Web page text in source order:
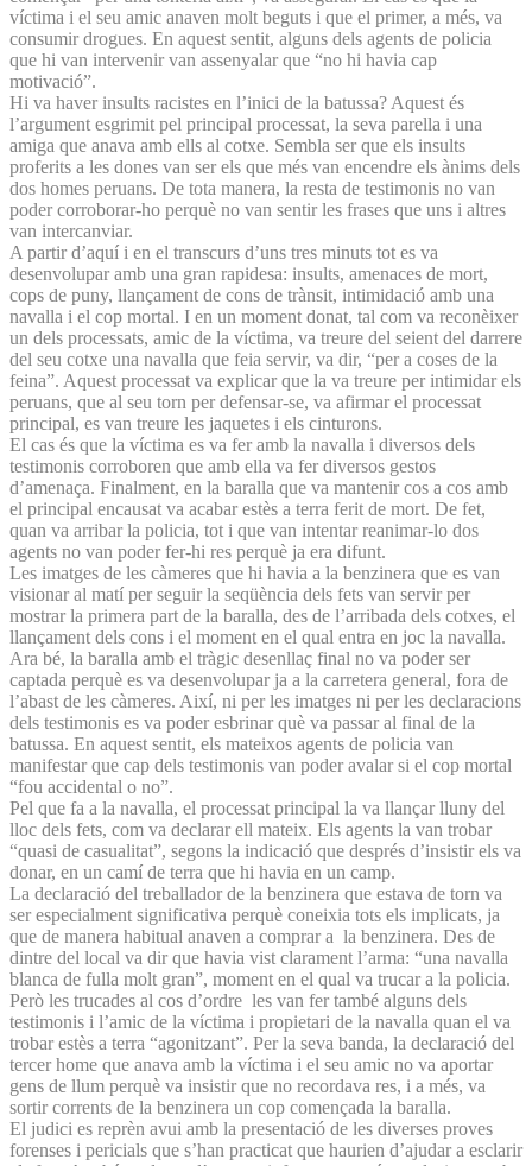
víctima i el seu amic anaven molt beguts i que el primer, a més, va
consumir drogues. En aquest sentit, alguns dels agents de policia
que hi van intervenir van assenyalar que “no hi havia cap
motivació”.
Hi va haver insults racistes en l’inici de la batussa? Aquest és
l’argument esgrimit pel principal processat, la seva parella i una
amiga que anava amb ells al cotxe. Sembla ser que els insults
proferits a les dones van ser els que més van encendre els ànims dels
dos homes peruans. De tota manera, la resta de testimonis no van
poder corroborar-ho perquè no van sentir les frases que uns i altres
van intercanviar.
A partir d’aquí i en el transcurs d’uns tres minuts tot es va
desenvolupar amb una gran rapidesa: insults, amenaces de mort,
cops de puny, llançament de cons de trànsit, intimidació amb una
navalla i el cop mortal. I en un moment donat, tal com va reconèixer
un dels processats, amic de la víctima, va treure del seient del darrere
del seu cotxe una navalla que feia servir, va dir, “per a coses de la
feina”. Aquest processat va explicar que la va treure per intimidar els
peruans, que al seu torn per defensar-se, va afirmar el processat
principal, es van treure les jaquetes i els cinturons.
El cas és que la víctima es va fer amb la navalla i diversos dels
testimonis corroboren que amb ella va fer diversos gestos
d’amenaça. Finalment, en la baralla que va mantenir cos a cos amb
el principal encausat va acabar estès a terra ferit de mort. De fet,
quan va arribar la policia, tot i que van intentar reanimar-lo dos
agents no van poder fer-hi res perquè ja era difunt.
Les imatges de les càmeres que hi havia a la benzinera que es van
visionar al matí per seguir la seqüència dels fets van servir per
mostrar la primera part de la baralla, des de l’arribada dels cotxes, el
llançament dels cons i el moment en el qual entra en joc la navalla.
Ara bé, la baralla amb el tràgic desenllaç final no va poder ser
captada perquè es va desenvolupar ja a la carretera general, fora de
l’abast de les càmeres. Així, ni per les imatges ni per les declaracions
dels testimonis es va poder esbrinar què va passar al final de la
batussa. En aquest sentit, els mateixos agents de policia van
manifestar que cap dels testimonis van poder avalar si el cop mortal
“fou accidental o no”.
Pel que fa a la navalla, el processat principal la va llançar lluny del
lloc dels fets, com va declarar ell mateix. Els agents la van trobar
“quasi de casualitat”, segons la indicació que després d’insistir els va
donar, en un camí de terra que hi havia en un camp.
La declaració del treballador de la benzinera que estava de torn va
ser especialment significativa perquè coneixia tots els implicats, ja
que de manera habitual anaven a comprar a la benzinera. Des de
dintre del local va dir que havia vist clarament l’arma: “una navalla
blanca de fulla molt gran”, moment en el qual va trucar a la policia.
Però les trucades al cos d’ordre les van fer també alguns dels
testimonis i l’amic de la víctima i propietari de la navalla quan el va
trobar estès a terra “agonitzant”. Per la seva banda, la declaració del
tercer home que anava amb la víctima i el seu amic no va aportar
gens de llum perquè va insistir que no recordava res, i a més, va
sortir corrents de la benzinera un cop començada la baralla.
El judici es reprèn avui amb la presentació de les diverses proves
forenses i pericials que s’han practicat que haurien d’ajudar a esclarir